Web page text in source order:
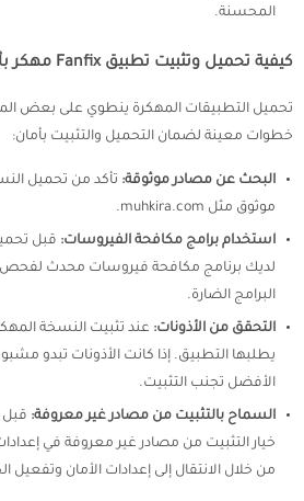
المحسنة.
كيفية تحميل وتثبيت تطبيق Fanfix مهكر بأمان :
تحميل التطبيقات المهكرة ينطوي على بعض
خطوات معينة لضمان التحميل والتثبيت بأمان:
البحث عن مصادر موثوقة: تأكد من تحميل
موثوق مثل muhkira.com.
استخدام برامج مكافحة الفيروسات:
لديك برنامج مكافحة فيروسات محدث لفحص
البرامج الضارة.
التحقق من الأذونات: عند تثبيت النسخة
يطلبها التطبيق. إذا كانت الأذونات تبدو
الأفضل تجنب التثبيت.
السماح بالتثبيت من مصادر غير معروفة: قبل
خيار التثبيت من مصادر غير معروفة في
من خلال الانتقال إلى إعدادات الأمان وتفعيل